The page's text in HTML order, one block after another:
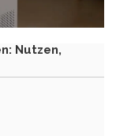
Nutzen,